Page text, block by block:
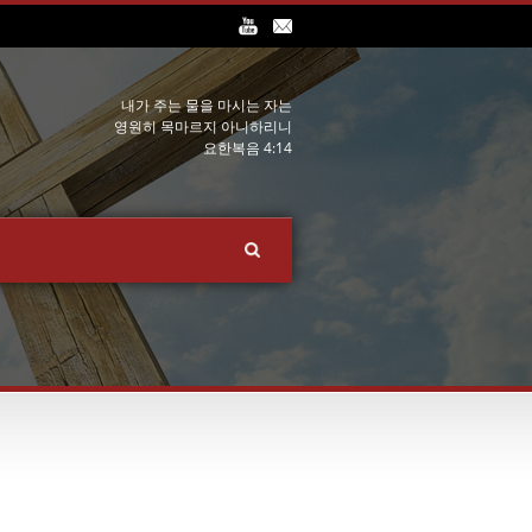
내가 주는 물을 마시는 자는
영원히 목마르지 아니하리니
요한복음 4:14